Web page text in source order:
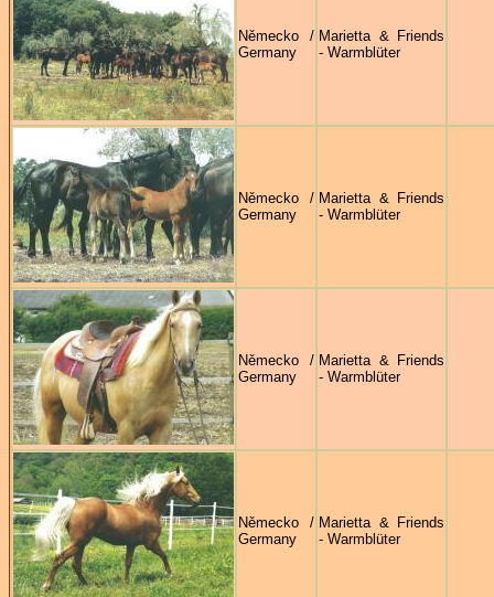
Německo /
Germany
Marietta & Friends
- Warmblüter
Německo /
Germany
Marietta & Friends
- Warmblüter
Německo /
Germany
Marietta & Friends
- Warmblüter
Německo /
Germany
Marietta & Friends
- Warmblüter